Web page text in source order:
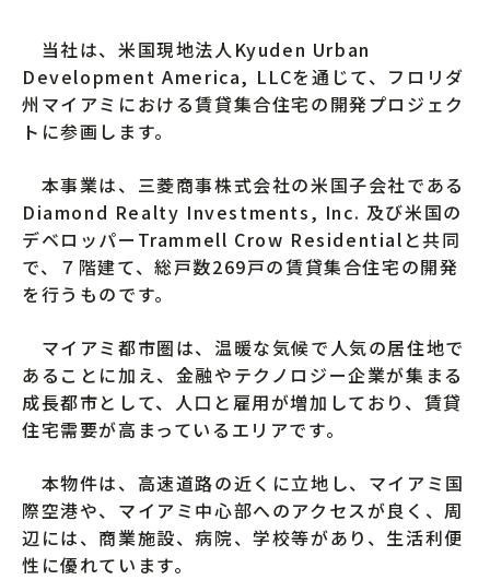
当社は、米国現地法人Kyuden Urban
Development America, LLCを通じて、フロリダ
州マイアミにおける賃貸集合住宅の開発プロジェク
トに参画します。
本事業は、三菱商事株式会社の米国子会社である
Diamond Realty Investments, Inc. 及び米国の
デベロッパーTrammell Crow Residentialと共同
で、７階建て、総戸数269戸の賃貸集合住宅の開発
を行うものです。
マイアミ都市圏は、温暖な気候で人気の居住地で
あることに加え、金融やテクノロジー企業が集まる
成長都市として、人口と雇用が増加しており、賃貸
住宅需要が高まっているエリアです。
本物件は、高速道路の近くに立地し、マイアミ国
際空港や、マイアミ中心部へのアクセスが良く、周
辺には、商業施設、病院、学校等があり、生活利便
性に優れています。